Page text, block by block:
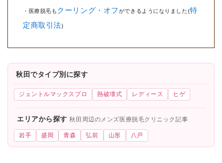
・医療脱毛も クーリング・オフ ができるようになりました(特
定商取引法)
秋田でタイプ別に探す
ジェントルマックスプロ 熱破壊式 レディース ヒゲ
エリアから探す秋田周辺のメンズ医療脱毛クリニック記事
岩手 盛岡 青森 弘前 山形 八戸